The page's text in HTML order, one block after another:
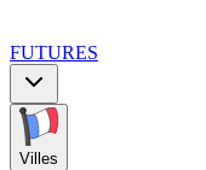
FUTURES
Villes